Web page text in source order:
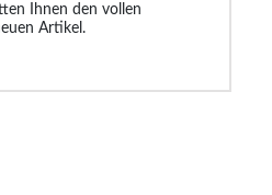
Ihnen den vollen
Artikel.